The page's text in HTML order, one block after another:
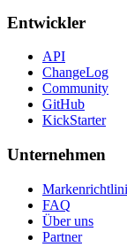
Entwickler
API
ChangeLog
Community
GitHub
KickStarter
Unternehmen
FAQ
Über uns
Partner